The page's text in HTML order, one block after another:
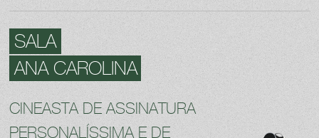
SALA
ANA CAROLINA
CINEASTA DE ASSINATURA
PERSONALÍSSIMA E DE